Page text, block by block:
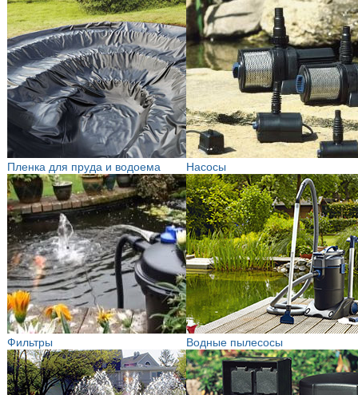
Пленка для пруда и водоема Насосы
Фильтры Водные пылесосы